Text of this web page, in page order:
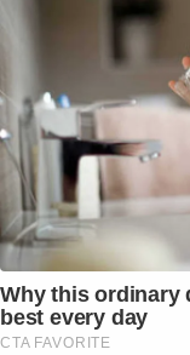
Why this ordinary
best every day
CTA FAVORITE